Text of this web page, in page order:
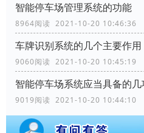
智能停车场管理系统的功能
8964阅读 2021-10-20 10:46:36
车牌识别系统的几个主要作用
9060阅读 2021-10-20 10:45:19
智能停车场系统应当具备的
9019阅读 2021-10-20 10:44:10